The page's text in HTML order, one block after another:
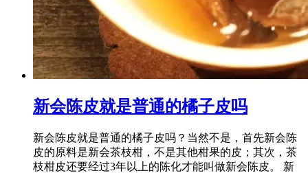
新会陈皮就是普通的橘子皮吗
新会陈皮就是普通的橘子皮吗？当然不是，首先新会陈
皮的原料是新会茶枝柑，不是其他柑果的皮；其次，茶
枝柑皮还要经过3年以上的陈化才能叫做新会陈皮。 新